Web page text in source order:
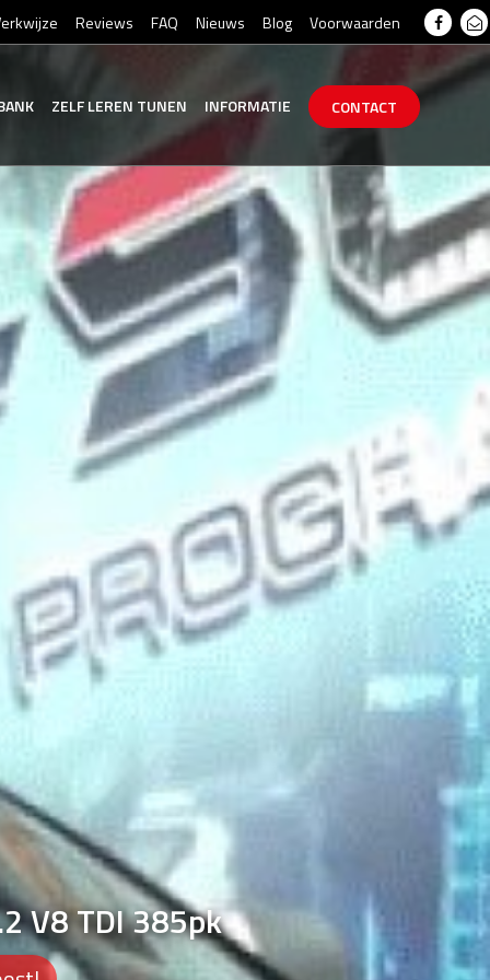
Reviews FAQ Nieuws Blog Voorwaarden
V8 TDI 385pk
ZELFLEREN TUNEN INFORMATIE CONTACT